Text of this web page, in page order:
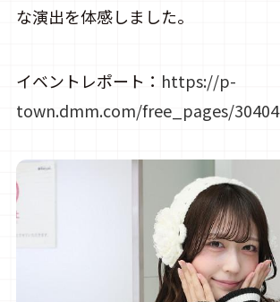
な演出を体感しました。
イベントレポート： https://p-
town.dmm.com/free_pages/30404